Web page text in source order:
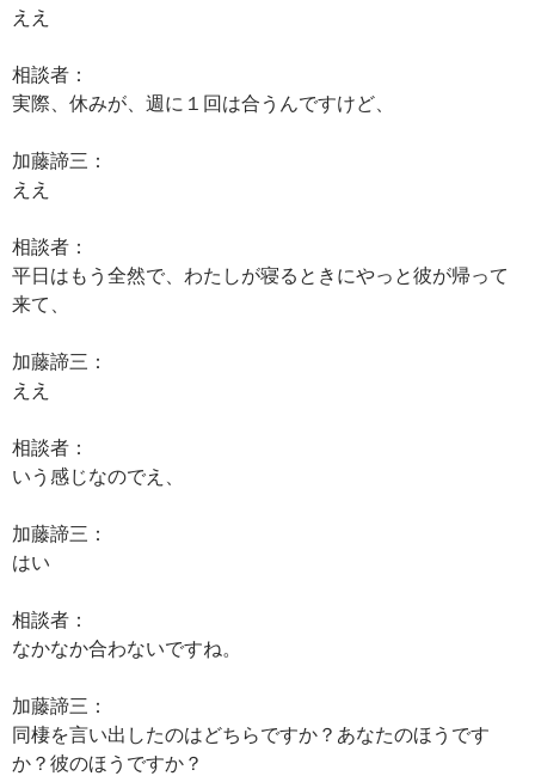
ええ
相談者：
実際、休みが、週に１回は合うんですけど、
加藤諦三：
ええ
相談者：
平日はもう全然で、わたしが寝るときにやっと彼が帰って
来て、
加藤諦三：
ええ
相談者：
いう感じなのでえ、
加藤諦三：
はい
相談者：
なかなか合わないですね。
加藤諦三：
同棲を言い出したのはどちらですか？あなたのほうです
か？彼のほうですか？